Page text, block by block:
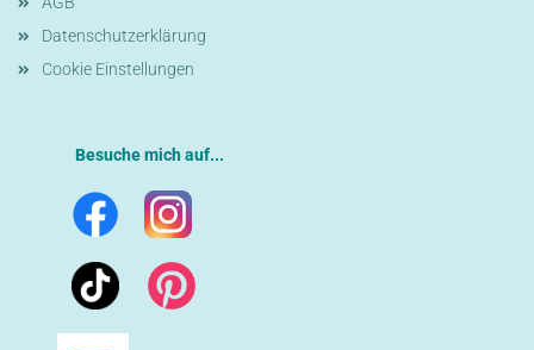
Datenschutzerklärung
Cookie Einstellungen
Besuche mich auf...